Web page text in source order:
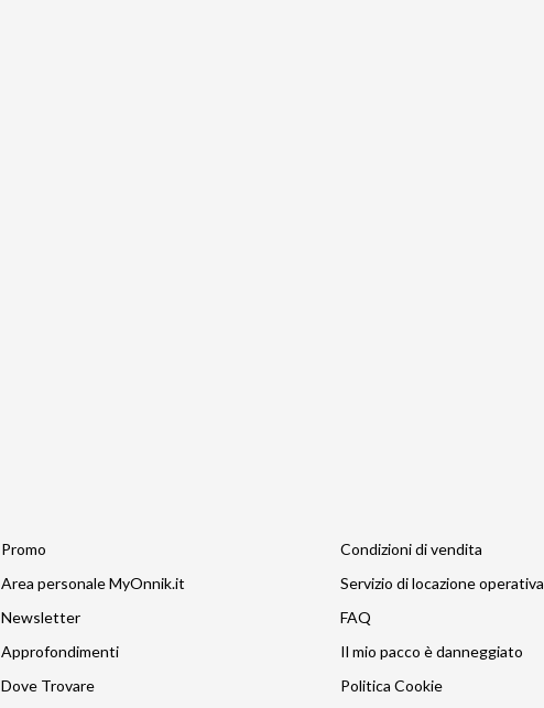
Promo
Area personale MyOnnik.it
Newsletter
Approfondimenti
Dove Trovare
Condizioni di vendita
Servizio di locazione operativa
FAQ
Il mio pacco è danneggiato
Politica Cookie